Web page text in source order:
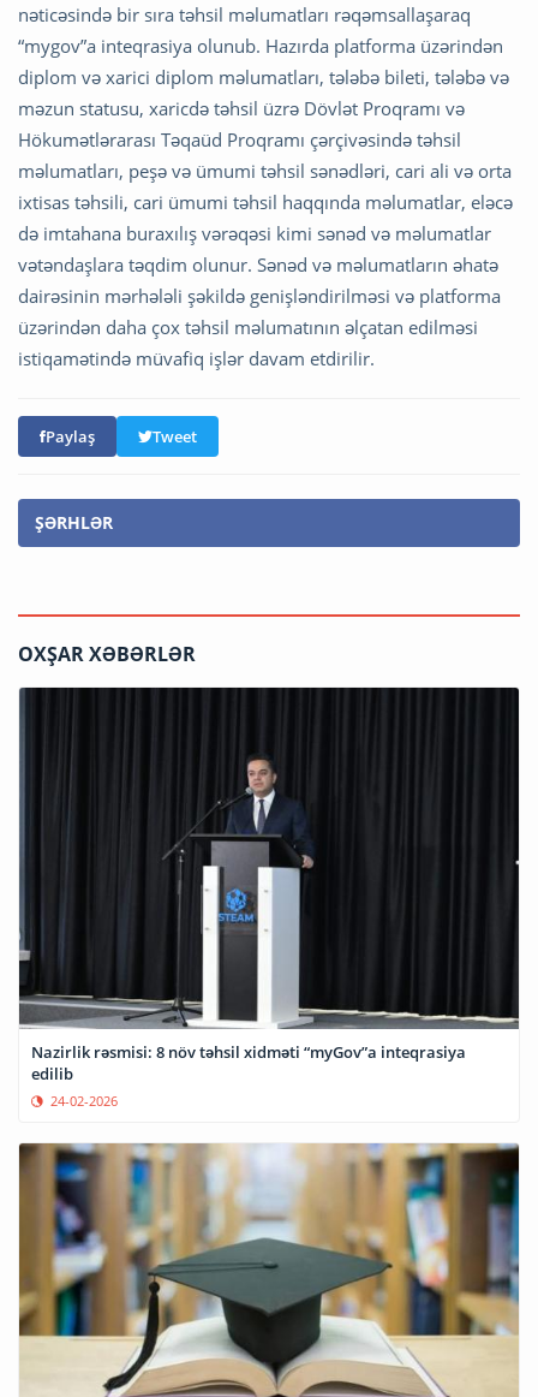
nəticəsində bir sıra təhsil məlumatları rəqəmsallaşaraq
“mygov”a inteqrasiya olunub. Hazırda platforma üzərindən
diplom və xarici diplom məlumatları, tələbə bileti, tələbə və
məzun statusu, xaricdə təhsil üzrə Dövlət Proqramı və
Hökumətlərarası Təqaüd Proqramı çərçivəsində təhsil
məlumatları, peşə və ümumi təhsil sənədləri, cari ali və orta
ixtisas təhsili, cari ümumi təhsil haqqında məlumatlar, eləcə
də imtahana buraxılış vərəqəsi kimi sənəd və məlumatlar
vətəndaşlara təqdim olunur. Sənəd və məlumatların əhatə
dairəsinin mərhələli şəkildə genişləndirilməsi və platforma
üzərindən daha çox təhsil məlumatının əlçatan edilməsi
istiqamətində müvafiq işlər davam etdirilir.
Paylaş Tweet
ŞƏRHLƏR
OXŞAR XƏBƏRLƏR
Nazirlik rəsmisi: 8 növ təhsil xidməti “myGov”a inteqrasiya
edilib
24-02-2026